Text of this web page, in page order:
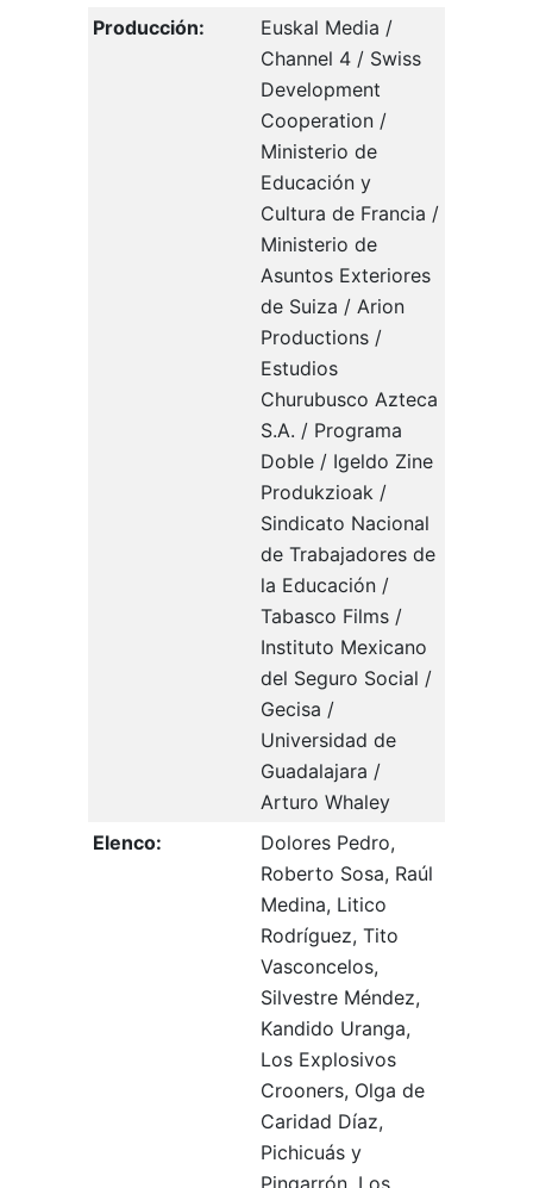
Producción:
Euskal Media /
Channel 4 / Swiss
Development
Cooperation /
Ministerio de
Educación y
Cultura de Francia /
Ministerio de
Asuntos Exteriores
de Suiza / Arion
Productions /
Estudios
Churubusco Azteca
S.A. / Programa
Doble / Igeldo Zine
Produkzioak /
Sindicato Nacional
de Trabajadores de
la Educación /
Tabasco Films /
Instituto Mexicano
del Seguro Social /
Gecisa /
Universidad de
Guadalajara /
Arturo Whaley
Elenco:
Dolores Pedro,
Roberto Sosa, Raúl
Medina, Litico
Rodríguez, Tito
Vasconcelos,
Silvestre Méndez,
Kandido Uranga,
Los Explosivos
Crooners, Olga de
Caridad Díaz,
Pichicuás y
Pingarrón, Los